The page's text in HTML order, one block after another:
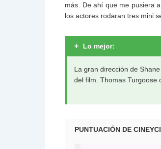
más. De ahí que me pusiera
los actores rodaran tres mini
+ Lo mejor:
La gran dirección de
del film. Thomas Turgoose
PUNTUACIÓN DE